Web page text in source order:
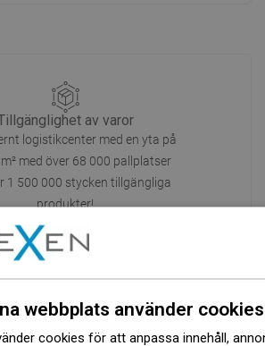
av varor
logistikcenter med en yta på
med över 68 000 pallplatser
1 500 000 stycken tillgängliga
produkter!

webbplats använder cookies
cookies för att anpassa innehåll,